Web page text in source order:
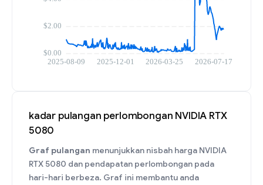
kadar pulangan perlombongan NVIDIA RTX
5080
Graf pulangan menunjukkan nisbah harga NVIDIA
RTX 5080 dan pendapatan perlombongan pada
hari-hari berbeza. Graf ini membantu anda